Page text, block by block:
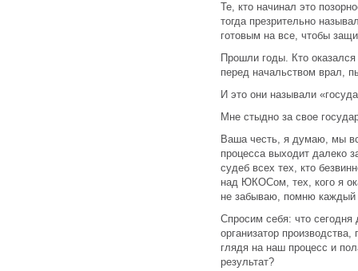
Те, кто начинал это
тогда презрительно
готовым на все, чтобы
Прошли годы. Кто
перед начальством врал,
И это они называли
Мне стыдно за свое
Ваша честь, я думаю, мы
процесса выходит далеко
судеб всех тех, кто
над ЮКОСом, тех, кого я
не забываю, помню каждый
Спросим себя: что
организатор
глядя на наш процесс и
результат?